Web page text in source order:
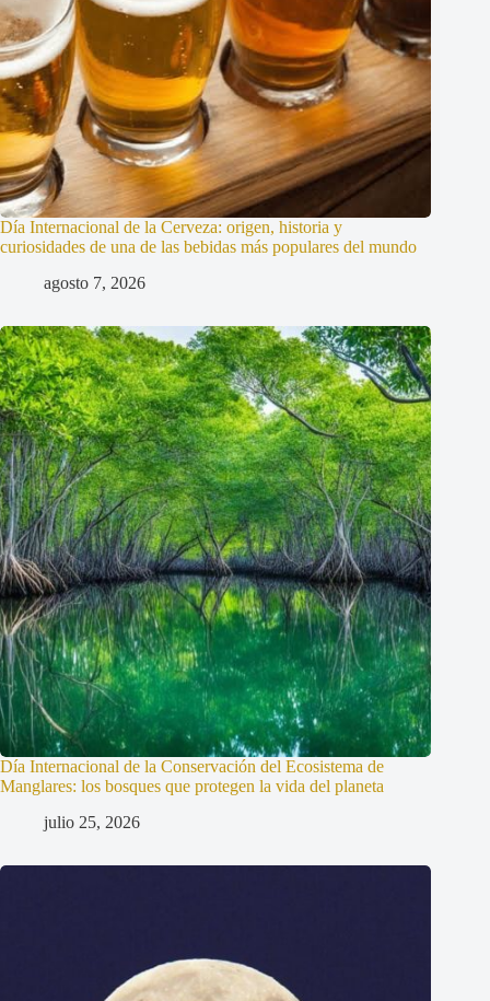
Día Internacional de la Cerveza: origen, historia y
curiosidades de una de las bebidas más populares del mundo
agosto 7, 2026
Día Internacional de la Conservación del Ecosistema de
Manglares: los bosques que protegen la vida del planeta
julio 25, 2026